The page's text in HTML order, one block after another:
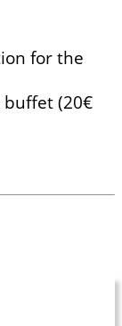
for the
(20€